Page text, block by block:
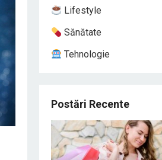
Lifestyle
Sănătate
Tehnologie
Postări Recente